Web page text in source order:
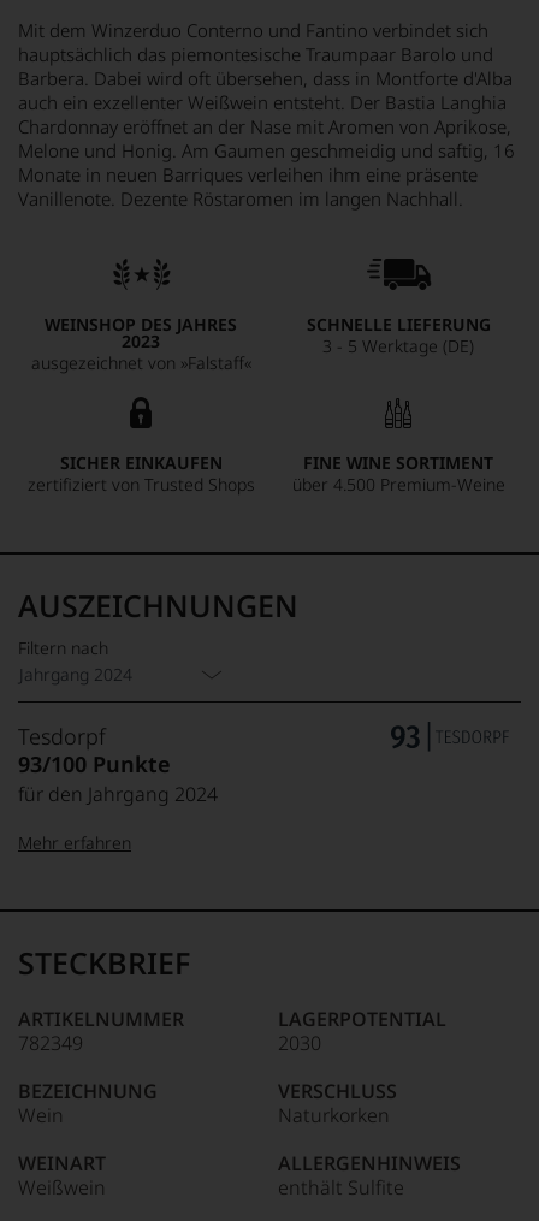
Mit dem Winzerduo Conterno und Fantino verbindet sich
hauptsächlich das piemontesische Traumpaar Barolo und
Barbera. Dabei wird oft übersehen, dass in Montforte d'Alba
auch ein exzellenter Weißwein entsteht. Der Bastia Langhia
Chardonnay eröffnet an der Nase mit Aromen von Aprikose,
Melone und Honig. Am Gaumen geschmeidig und saftig, 16
Monate in neuen Barriques verleihen ihm eine präsente
Vanillenote. Dezente Röstaromen im langen Nachhall.
WEINSHOP DES JAHRES
2023
ausgezeichnet von »Falstaff«
SCHNELLE LIEFERUNG
3 - 5 Werktage (DE)
SICHER EINKAUFEN
zertifiziert von Trusted Shops
FINE WINE SORTIMENT
über 4.500 Premium-Weine
AUSZEICHNUNGEN
Filtern nach
Jahrgang 2024
Tesdorpf
93/100 Punkte
für den Jahrgang 2024
95–98 Punkte:
90–94 Punkte:
Name
Tesdorpf
für
»Fine
für
die
edlen
Weine
der
Welt,
Mehr erfahren
STECKBRIEF
ARTIKELNUMMER
782349
BEZEICHNUNG
Wein
WEINART
Weißwein
LAGERPOTENTIAL
2030
VERSCHLUSS
Naturkorken
ALLERGENHINWEIS
enthält Sulfite